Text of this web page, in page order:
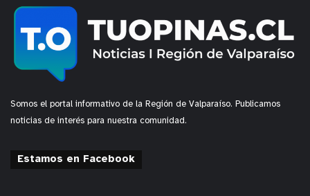
la ciencia y al trabajo comunitario, pueden marcar
la diferencia para resguardar estos espacios
esenciales para la biodiversidad y el bienestar
humano.
y tú, ¿qué opinas?
Somos el portal informativo de la Región de Valparaíso. Publicamos
noticias de interés para nuestra comunidad.
Estamos en Facebook